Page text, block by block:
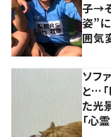
子→
姿”に
囲気
ソフ
と…
た光
「心